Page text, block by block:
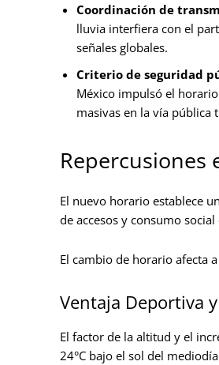
Coordinación de
lluvia interfiera con el
señales globales.
Criterio de seguridad
México impulsó el
masivas en la vía pública
Repercusiones
El nuevo horario establece
de accesos y consumo social
El cambio de horario afecta
Ventaja Deportiva
El factor de la altitud y el
24°C bajo el sol del